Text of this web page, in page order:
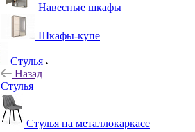
Навесные шкафы
Шкафы-купе
Стулья
Назад
Стулья
Стулья на металлокаркасе